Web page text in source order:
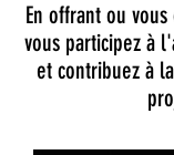
En offrant ou
vous participez à
et contribuez à